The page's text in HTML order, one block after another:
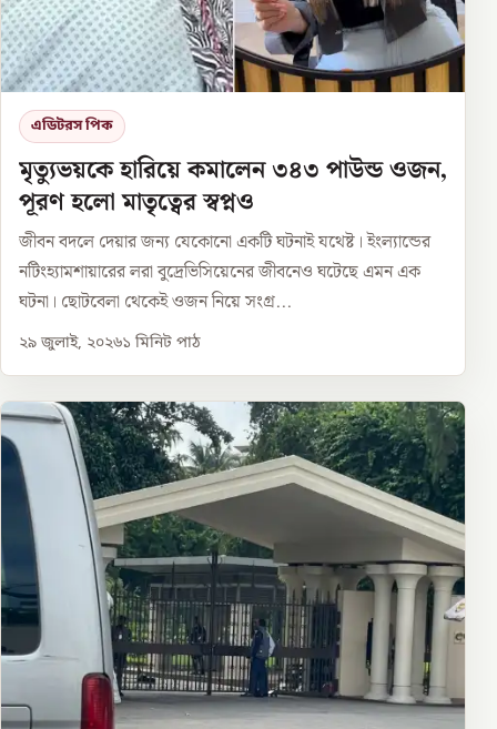
এডিটরস পিক
মৃত্যুভয়কে হারিয়ে কমালেন ৩৪৩ পাউন্ড ওজন,
পূরণ হলো মাতৃত্বের স্বপ্নও
জীবন বদলে দেয়ার জন্য যেকোনো একটি ঘটনাই যথেষ্ট। ইংল্যান্ডের
নটিংহ্যামশায়ারের লরা বুদ্রেভিসিয়েনের জীবনেও ঘটেছে এমন এক
ঘটনা। ছোটবেলা থেকেই ওজন নিয়ে সংগ্র...
২৯ জুলাই, ২০২৬১ মিনিট পাঠ